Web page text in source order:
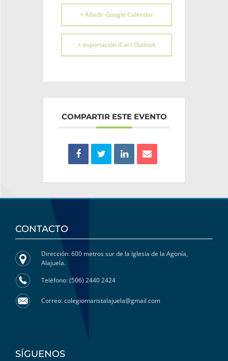
+ Añadir Google Calendar
+ exportación iCal / Outlook
COMPARTIR ESTE EVENTO
CONTACTO
Dirección: 600 metros sur de la Iglesia de la Agonía,
Alajuela.
Teléfono: (506) 2440 2424
Correo: colegiomaristalajuela@gmail.com
SÍGUENOS